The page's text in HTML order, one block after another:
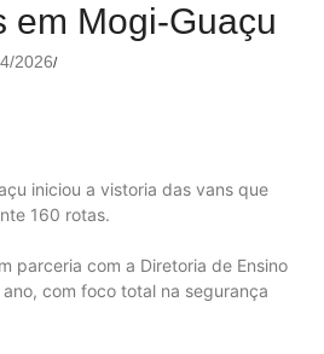
em Mogi-Guaçu
2026/
iniciou a vistoria das vans que
160 rotas.
parceria com a Diretoria de Ensino
com foco total na segurança